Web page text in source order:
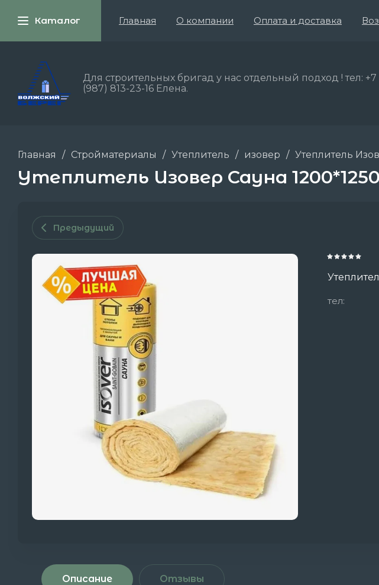
Каталог Главная О компании Оплата и доставка
Для строительных бригад у нас отдельный подход ! тел: +7
(987) 813-23-16 Елена.
Главная / Стройматериалы / Утеплитель / изовер / Утеплитель
Утеплитель Изовер Сауна
Предыдущий
тел:
Описание Отзывы